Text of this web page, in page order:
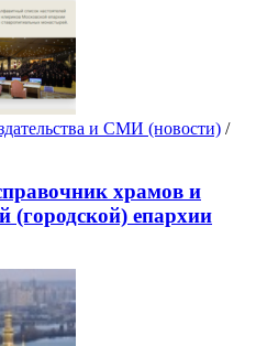
и СМИ (новости) /
храмов и
(городской) епархии